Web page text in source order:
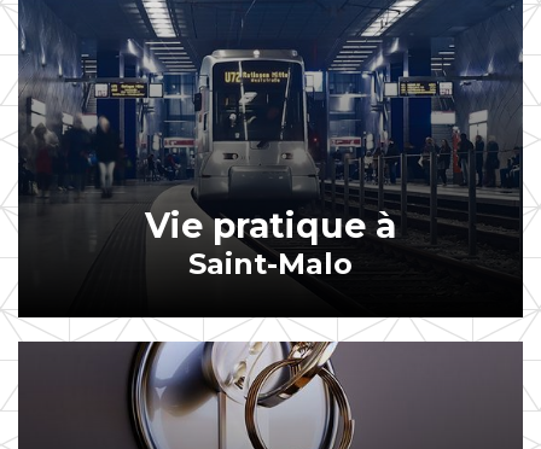
Vie pratique à
Saint-Malo